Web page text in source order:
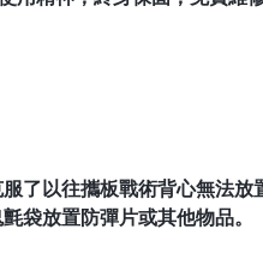
了以往攜板戰術背心無法
袋放置防彈片或其他物品。